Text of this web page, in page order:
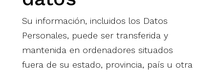
Su información, incluidos los Datos
Personales, puede ser transferida y
mantenida en ordenadores situados
fuera de su estado, provincia, país u otra